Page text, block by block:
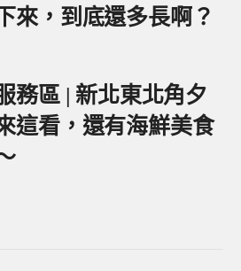
來，到底還多長啊？
務區 | 新北東北角夕
這看，還有海鮮美食